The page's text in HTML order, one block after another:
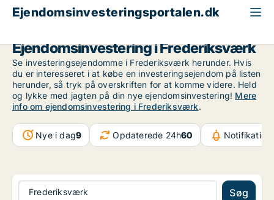
Ejendomsinvesteringsportalen.dk
Ejendomsinvestering i Frederiksværk
Se investeringsejendomme i Frederiksværk herunder. Hvis
du er interesseret i at købe en investeringsejendom på listen
herunder, så tryk på overskriften for at komme videre. Held
og lykke med jagten på din nye ejendomsinvestering! Mere
info om ejendomsinvestering i Frederiksværk.
Nye i dag9 Opdaterede 24h60
Frederiksværk Søg